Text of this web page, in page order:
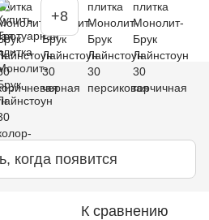
+8
когда появится
К сравнению